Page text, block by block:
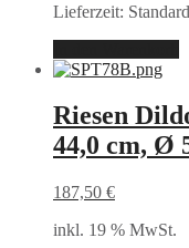
Lieferzeit:
Riesen
44,0 cm, Ø
187,50 €
inkl. 19 % MwSt.